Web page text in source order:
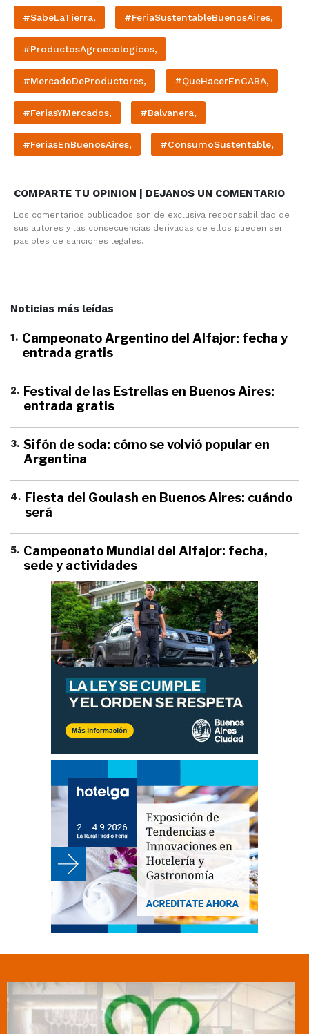
#SabeLaTierra, #FeriaSustentableBuenosAires,
#ProductosAgroecologicos,
#MercadoDeProductores, #QueHacerEnCABA,
#FeriasYMercados, #Balvanera,
#FeriasEnBuenosAires, #ConsumoSustentable,
COMPARTE TU OPINION | DEJANOS UN COMENTARIO
Los comentarios publicados son de exclusiva responsabilidad de
sus autores y las consecuencias derivadas de ellos pueden ser
pasibles de sanciones legales.
Noticias más leídas
1. Campeonato Argentino del Alfajor: fecha y
entrada gratis
2. Festival de las Estrellas en Buenos Aires:
entrada gratis
3. Sifón de soda: cómo se volvió popular en
Argentina
4. Fiesta del Goulash en Buenos Aires: cuándo
será
5. Campeonato Mundial del Alfajor: fecha,
sede y actividades